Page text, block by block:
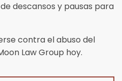
descansos y pausas para
contra el abuso del
Law Group hoy.